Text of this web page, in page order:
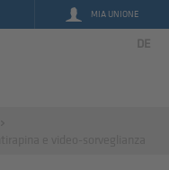
MIA UNIONE
DE